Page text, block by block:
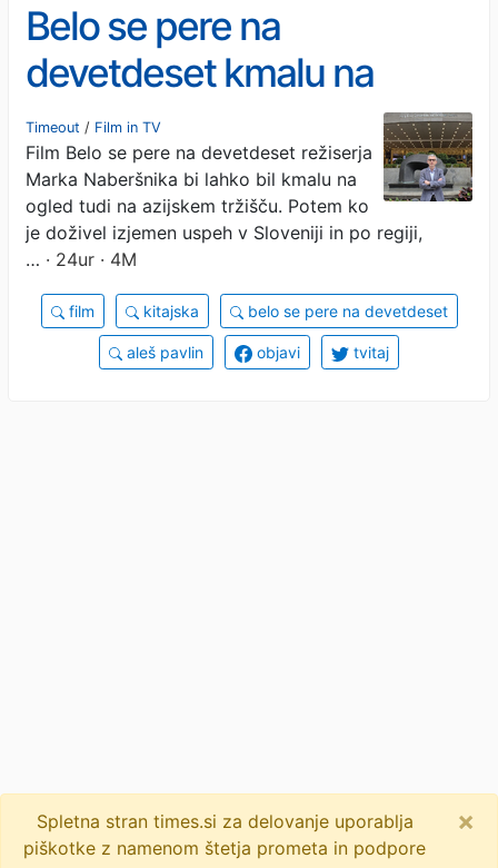
Belo se pere na
devetdeset kmalu na
ogled na azijskem tržišču?
Timeout / Film in TV
Film Belo se pere na devetdeset režiserja
Marka Naberšnika bi lahko bil kmalu na
ogled tudi na azijskem tržišču. Potem ko
je doživel izjemen uspeh v Sloveniji in po regiji,
… · 24ur · 4M
film kitajska belo se pere na devetdeset
aleš pavlin objavi tvitaj
Spletna stran times.si za delovanje uporablja
piškotke z namenom štetja prometa in podpore
×